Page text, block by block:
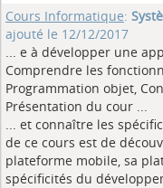
Cours Informatique:
ajouté le 12/12/2017
... e à développer une
Comprendre les
Programmation objet,
Présentation du cour ...
... et connaître les
de ce cours est de
plateforme mobile, sa
spécificités du